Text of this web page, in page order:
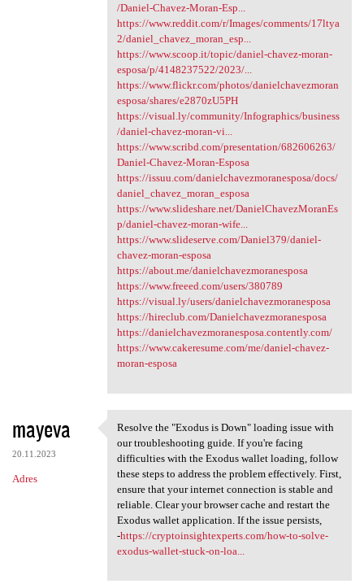
/Daniel-Chavez-Moran-Esp...
https://www.reddit.com/r/Images/comments/17ltya
2/daniel_chavez_moran_esp...
https://www.scoop.it/topic/daniel-chavez-moran-
esposa/p/4148237522/2023/...
https://www.flickr.com/photos/danielchavezmoran
esposa/shares/e2870zU5PH
https://visual.ly/community/Infographics/business
/daniel-chavez-moran-vi...
https://www.scribd.com/presentation/682606263/
Daniel-Chavez-Moran-Esposa
https://issuu.com/danielchavezmoranesposa/docs/
daniel_chavez_moran_esposa
https://www.slideshare.net/DanielChavezMoranEs
p/daniel-chavez-moran-wife...
https://www.slideserve.com/Daniel379/daniel-
chavez-moran-esposa
https://about.me/danielchavezmoranesposa
https://www.freeed.com/users/380789
https://visual.ly/users/danielchavezmoranesposa
https://hireclub.com/Danielchavezmoranesposa
https://danielchavezmoranesposa.contently.com/
https://www.cakeresume.com/me/daniel-chavez-
moran-esposa
mayeva
20.11.2023
Adres
Resolve the "Exodus is Down"
Resolve the "Exodus is Down" loading issue with
our troubleshooting guide. If you're facing
difficulties with the Exodus wallet loading, follow
these steps to address the problem effectively. First,
ensure that your internet connection is stable and
reliable. Clear your browser cache and restart the
Exodus wallet application. If the issue persists,
-https://cryptoinsightexperts.com/how-to-solve-
exodus-wallet-stuck-on-loa...